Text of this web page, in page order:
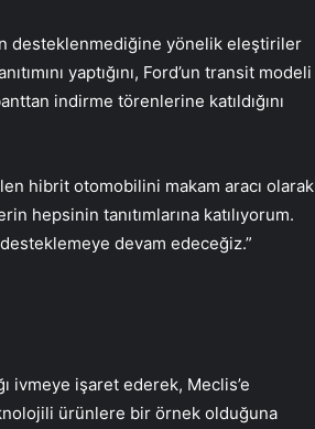
desteklenmediğine yönelik eleştiriler
yaptığını, Ford’un transit modeli
indirme törenlerine katıldığını
hibrit otomobilini makam aracı olarak
hepsinin tanıtımlarına katılıyorum.
devam edeceğiz.”
ivmeye işaret ederek, Meclis’e
ürünlere bir örnek olduğuna